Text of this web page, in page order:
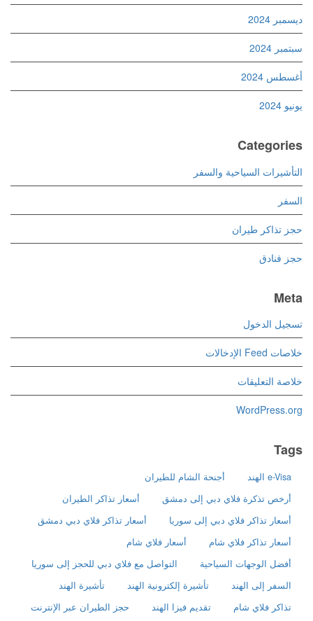
ديسمبر 2024
سبتمبر 2024
أغسطس 2024
يونيو 2024
Categories
التأشيرات السياحية والسفر
السفر
حجز تذاكر طيران
حجز فنادق
Meta
تسجيل الدخول
خلاصات Feed الإدخالات
خلاصة التعليقات
WordPress.org
Tags
e-Visa الهند
أجنحة الشام للطيران
أرخص تذكرة فلاي دبي إلى دمشق
أسعار تذاكر الطيران
أسعار تذاكر فلاي دبي إلى سوريا
أسعار تذاكر فلاي دبي دمشق
أسعار تذاكر فلاي شام
أسعار فلاي شام
أفضل الوجهات السياحية
التواصل مع فلاي دبي للحجز إلى سوريا
السفر إلى الهند
تأشيرة إلكترونية الهند
تأشيرة الهند
تذاكر فلاي شام
تقديم فيزا الهند
حجز الطيران عبر الإنترنت